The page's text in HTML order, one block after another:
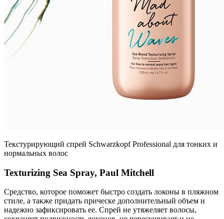
Текстурирующий спрей Schwarzkopf Professional для тонких и
нормальных волос
Texturizing Sea Spray, Paul Mitchell
Средство, которое поможет быстро создать локоны в пляжном
стиле, а также придать прическе дополнительный объем и
надежно зафиксировать ее. Спрей не утяжеляет волосы,